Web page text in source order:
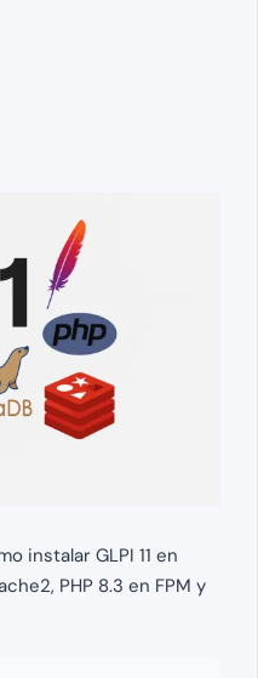
instalar GLPI 11 en
PHP 8.3 en FPM y